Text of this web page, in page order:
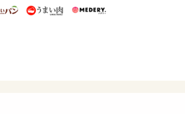
集
めし うまいパン うまい肉